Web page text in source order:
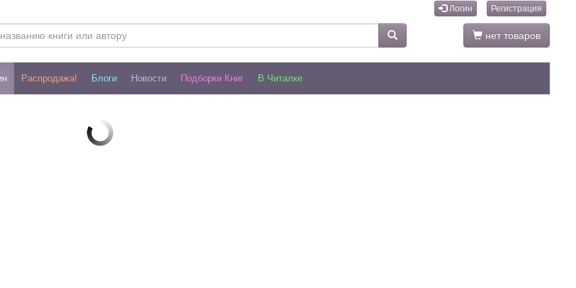
Логин Регистрация
нет товаров
Распродажа! Блоги Новости Подборки Книг В Читалке